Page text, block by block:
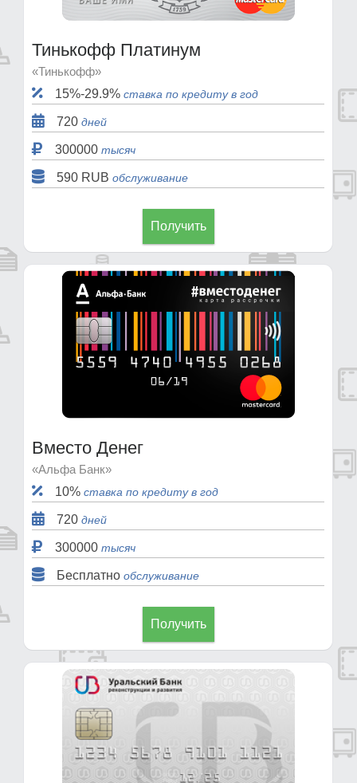
Тинькофф Платинум
«Тинькофф»
15%-29.9% ставка по кредиту в год
720 дней
300000 тысяч
590 RUB обслуживание
Получить
Вместо Денег
«Альфа Банк»
10% ставка по кредиту в год
720 дней
300000 тысяч
Бесплатно обслуживание
Получить